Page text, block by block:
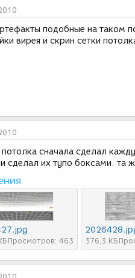
подобные на таком
вирея и скрин сетки
потолка сначала сделал
сделал их тупо боксами. та
Просмотров: 463 376,3 КБ